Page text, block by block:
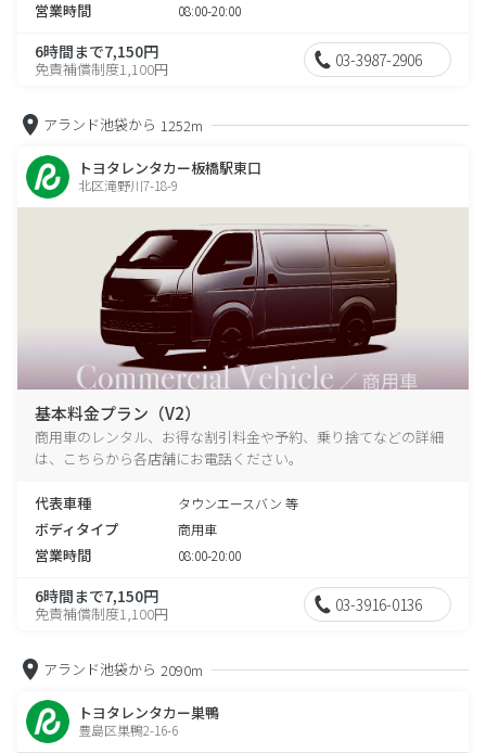
営業時間 08:00-20:00
6時間まで7,150円
免責補償制度1,100円 03-3987-2906
アランド池袋から 1252m
トヨタレンタカー板橋駅東口
北区滝野川7-18-9
基本料金プラン（V2）
商用車のレンタル、お得な割引料金や予約、乗り捨てなどの詳細
は、こちらから各店舗にお電話ください。
代表車種 タウンエースバン 等
ボディタイプ 商用車
営業時間 08:00-20:00
6時間まで7,150円
免責補償制度1,100円 03-3916-0136
アランド池袋から 2090m
トヨタレンタカー巣鴨
豊島区巣鴨2-16-6